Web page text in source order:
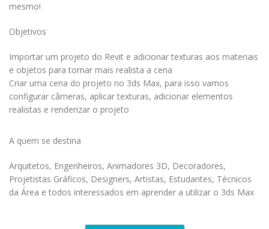
mesmo!
Objetivos
Importar um projeto do Revit e adicionar texturas aos materiais
e objetos para tornar mais realista a cena
Criar uma cena do projeto no 3ds Max, para isso vamos
configurar câmeras, aplicar texturas, adicionar elementos
realistas e renderizar o projeto
A quem se destina
Arquitetos, Engenheiros, Animadores 3D, Decoradores,
Projetistas Gráficos, Designers, Artistas, Estudantes, Técnicos
da Área e todos interessados em aprender a utilizar o 3ds Max